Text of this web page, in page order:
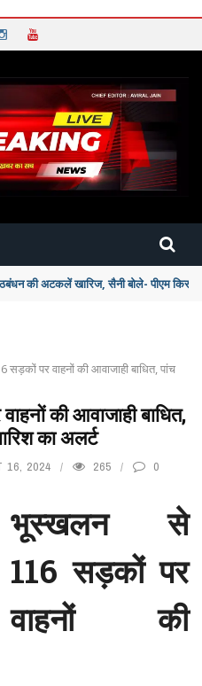
की अटकलें खारिज, सैनी बोले- पीएम किसी
पर वाहनों की आवाजाही बाधित, पांच
की आवाजाही बाधित,
का अलर्ट
16, 2024 265 0
भूस्खलन से
116 सड़कों पर
वाहनों की